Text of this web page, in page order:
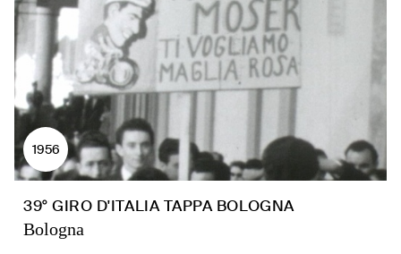
1956
39° GIRO D'ITALIA TAPPA BOLOGNA
Bologna